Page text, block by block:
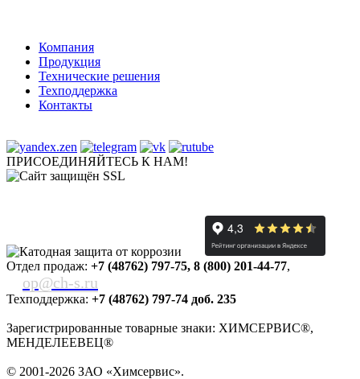
Компания
Продукция
Технические решения
Техподдержка
Контакты
ПРИСОЕДИНЯЙТЕСЬ К НАМ!
Отдел продаж: +7 (48762) 797-75, 8 (800) 201-44-77,
op@ch-s.ru
Техподдержка: +7 (48762) 797-74 доб. 235
Зарегистрированные товарные знаки: ХИМСЕРВИС®,
МЕНДЕЛЕЕВЕЦ®
© 2001-2026 ЗАО «Химсервис».